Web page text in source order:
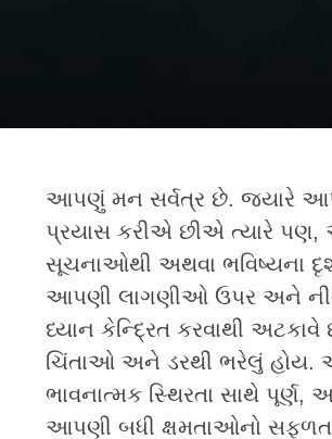
આપણું મન સર્વત્ર છે. જ્યારે
પ્રયાસ કરીએ છીએ ત્યારે પણ,
સૂચનાઓથી અથવા ભવિષ્યના
આપણી લાગણીઓ ઉપર અને
ધ્યાન કેન્દ્રિત કરવાથી
ચિંતાઓ અને ડરથી ભરેલું હોય.
ભાવનાત્મક સ્થિરતા સાથે પૂર્ણ,
આપણી બધી ક્ષમતાઓનો